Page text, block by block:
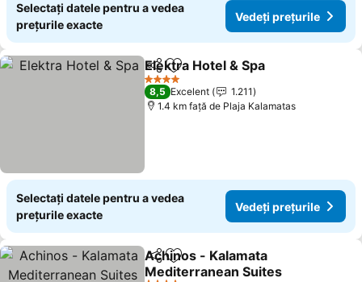
Selectați datele pentru a vedea
prețurile exacte
Vedeți prețurile
DistribuițiAdăugaţi la favorite
Elektra Hotel & Spa
4 Stele
8,5 Excelent
1.211
1.4 km faţă de Plaja Kalamatas
Selectați datele pentru a vedea
prețurile exacte
Vedeți prețurile
DistribuițiAdăugaţi la favorite
Achinos - Kalamata
Mediterranean Suites